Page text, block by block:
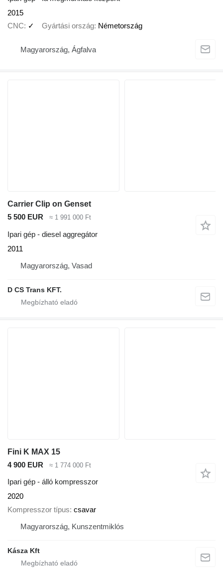
2015
CNC
✓ Gyártási ország Németország
Magyarország, Ágfalva
Carrier Clip on Genset
5 500 EUR
≈ 1 991 000 Ft
Ipari gép - diesel aggregátor
2011
Magyarország, Vasad
D CS Trans KFT.
Fini K MAX 15
4 900 EUR
≈ 1 774 000 Ft
Ipari gép - álló kompresszor
2020
Kompresszor típus csavar
Magyarország, Kunszentmiklós
Kásza Kft